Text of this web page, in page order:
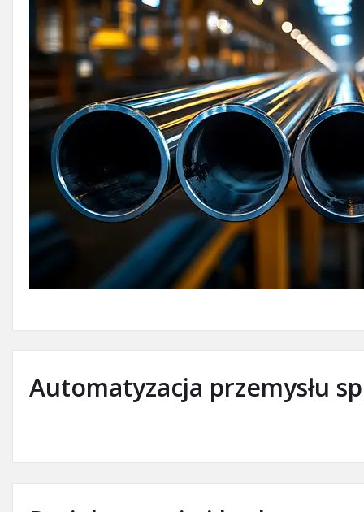
Automatyzacja przemysłu